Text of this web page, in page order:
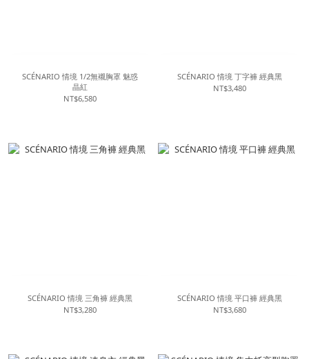
SCÉNARIO 情境 1/2無襯胸罩 魅惑
晶紅
NT$6,580
SCÉNARIO 情境 丁字褲 經典黑
NT$3,480
SCÉNARIO 情境 三角褲 經典黑
NT$3,280
SCÉNARIO 情境 平口褲 經典黑
NT$3,680